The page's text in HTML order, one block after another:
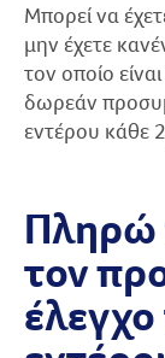
Μπορεί να
μην έχετε
τον οποίο
δωρεάν
εντέρου κάθε
Πληρώ
τον